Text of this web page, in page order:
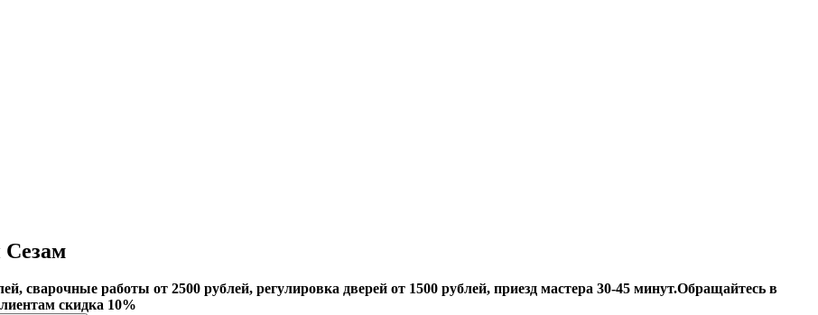
Сезам
сварочные работы от 2500 рублей, регулировка дверей от 1500 рублей, приезд мастера 30-45 минут.Обращайтесь в
скидка 10%